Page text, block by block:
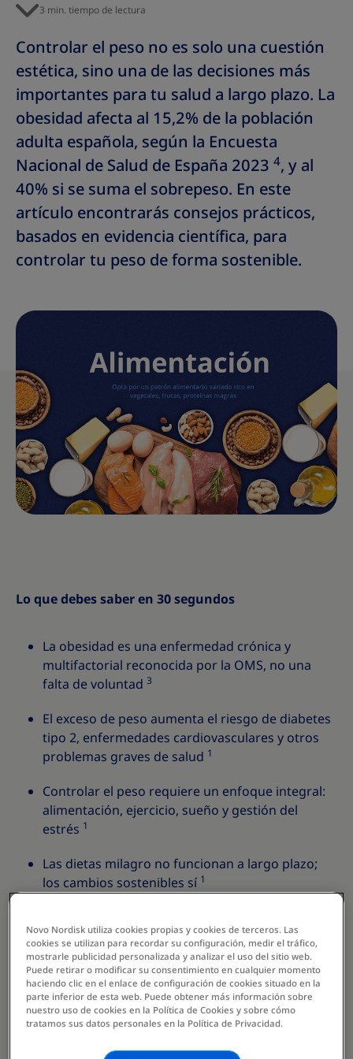
3 min. tiempo de lectura
Controlar el peso no es solo una cuestión
estética, sino una de las decisiones más
importantes para tu salud a largo plazo. La
obesidad afecta al 15,2% de la población
adulta española, según la Encuesta
Nacional de Salud de España 2023 4, y al
40% si se suma el sobrepeso. En este
artículo encontrarás consejos prácticos,
basados en evidencia científica, para
controlar tu peso de forma sostenible.
Lo que debes saber en 30 segundos
La obesidad es una enfermedad crónica y
multifactorial reconocida por la OMS, no una
falta de voluntad 3
El exceso de peso aumenta el riesgo de diabetes
tipo 2, enfermedades cardiovasculares y otros
problemas graves de salud 1
Controlar el peso requiere un enfoque integral:
alimentación, ejercicio, sueño y gestión del
estrés 1
Las dietas milagro no funcionan a largo plazo;
los cambios sostenibles sí 1
corporal ya reduce significativamente los riesgos
para la salud1
Si tu IMC es ≥ 30 o el peso afecta tu calidad de
vida, consultar a un médico especialista es el
paso más importante
Novo Nordisk utiliza cookies propias y cookies de terceros. Las
cookies se utilizan para recordar su configuración, medir el tráfico,
mostrarle publicidad personalizada y analizar el uso del sitio web.
Puede retirar o modificar su consentimiento en cualquier momento
haciendo clic en el enlace de configuración de cookies situado en la
parte inferior de esta web. Puede obtener más información sobre
nuestro uso de cookies en la Política de Cookies y sobre cómo
tratamos sus datos personales en la Política de Privacidad.